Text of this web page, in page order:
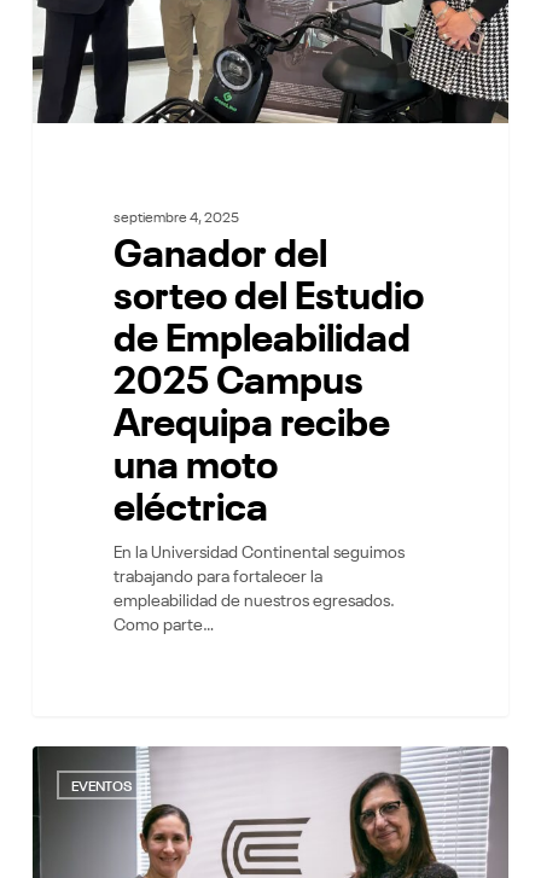
Campus
Arequipa
recibe
una
moto
eléctrica
septiembre 4, 2025
Ganador del
sorteo del Estudio
de Empleabilidad
2025 Campus
Arequipa recibe
una moto
eléctrica
En la Universidad Continental seguimos
trabajando para fortalecer la
empleabilidad de nuestros egresados.
Como parte…
Imparable»
llega
EVENTOS
8